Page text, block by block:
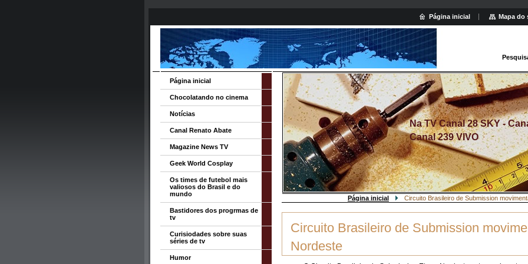
Na TV Canal 28 SKY -
Canal 239 VIVO
Página inicial Circuito Brasileiro de Submission
Circuito Brasileiro de Submission
Nordeste
Página inicial
Chocolatando no cinema
Notícias
Canal Renato Abate
Magazine News TV
Geek World Cosplay
Os times de futebol mais
valiosos do Brasil e do
mundo
Bastidores dos progrmas de
tv
Curisiodades sobre suas
séries de tv
Humor
Página inicial Mapa do